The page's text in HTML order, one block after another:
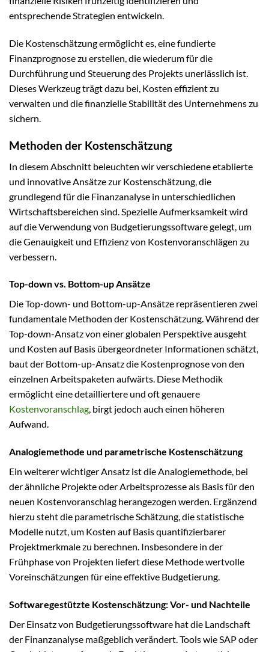
entsprechende Strategien entwickeln.
Die Kostenschätzung ermöglicht es, eine fundierte
Finanzprognose zu erstellen, die wiederum für die
Durchführung und Steuerung des Projekts unerlässlich ist.
Dieses Werkzeug trägt dazu bei, Kosten effizient zu
verwalten und die finanzielle Stabilität des Unternehmens zu
sichern.
Methoden der Kostenschätzung
In diesem Abschnitt beleuchten wir verschiedene etablierte
und innovative Ansätze zur Kostenschätzung, die
grundlegend für die Finanzanalyse in unterschiedlichen
Wirtschaftsbereichen sind. Spezielle Aufmerksamkeit wird
auf die Verwendung von Budgetierungssoftware gelegt, um
die Genauigkeit und Effizienz von Kostenvoranschlägen zu
verbessern.
Top-down vs. Bottom-up Ansätze
Die Top-down- und Bottom-up-Ansätze repräsentieren zwei
fundamentale Methoden der Kostenschätzung. Während der
Top-down-Ansatz von einer globalen Perspektive ausgeht
und Kosten auf Basis übergeordneter Informationen schätzt,
baut der Bottom-up-Ansatz die Kostenprognose von den
einzelnen Arbeitspaketen aufwärts. Diese Methodik
ermöglicht eine detailliertere und oft genauere
Kostenvoranschlag, birgt jedoch auch einen höheren
Aufwand.
Analogiemethode und parametrische Kostenschätzung
Ein weiterer wichtiger Ansatz ist die Analogiemethode, bei
der ähnliche Projekte oder Arbeitsprozesse als Basis für den
neuen Kostenvoranschlag herangezogen werden. Ergänzend
hierzu steht die parametrische Schätzung, die statistische
Modelle nutzt, um Kosten auf Basis quantifizierbarer
Projektmerkmale zu berechnen. Insbesondere in der
Frühphase von Projekten liefert diese Methode wertvolle
Voreinschätzungen für eine effektive Budgetierung.
Softwaregestützte Kostenschätzung: Vor- und Nachteile
Der Einsatz von Budgetierungssoftware hat die Landschaft
der Finanzanalyse maßgeblich verändert. Tools wie SAP oder